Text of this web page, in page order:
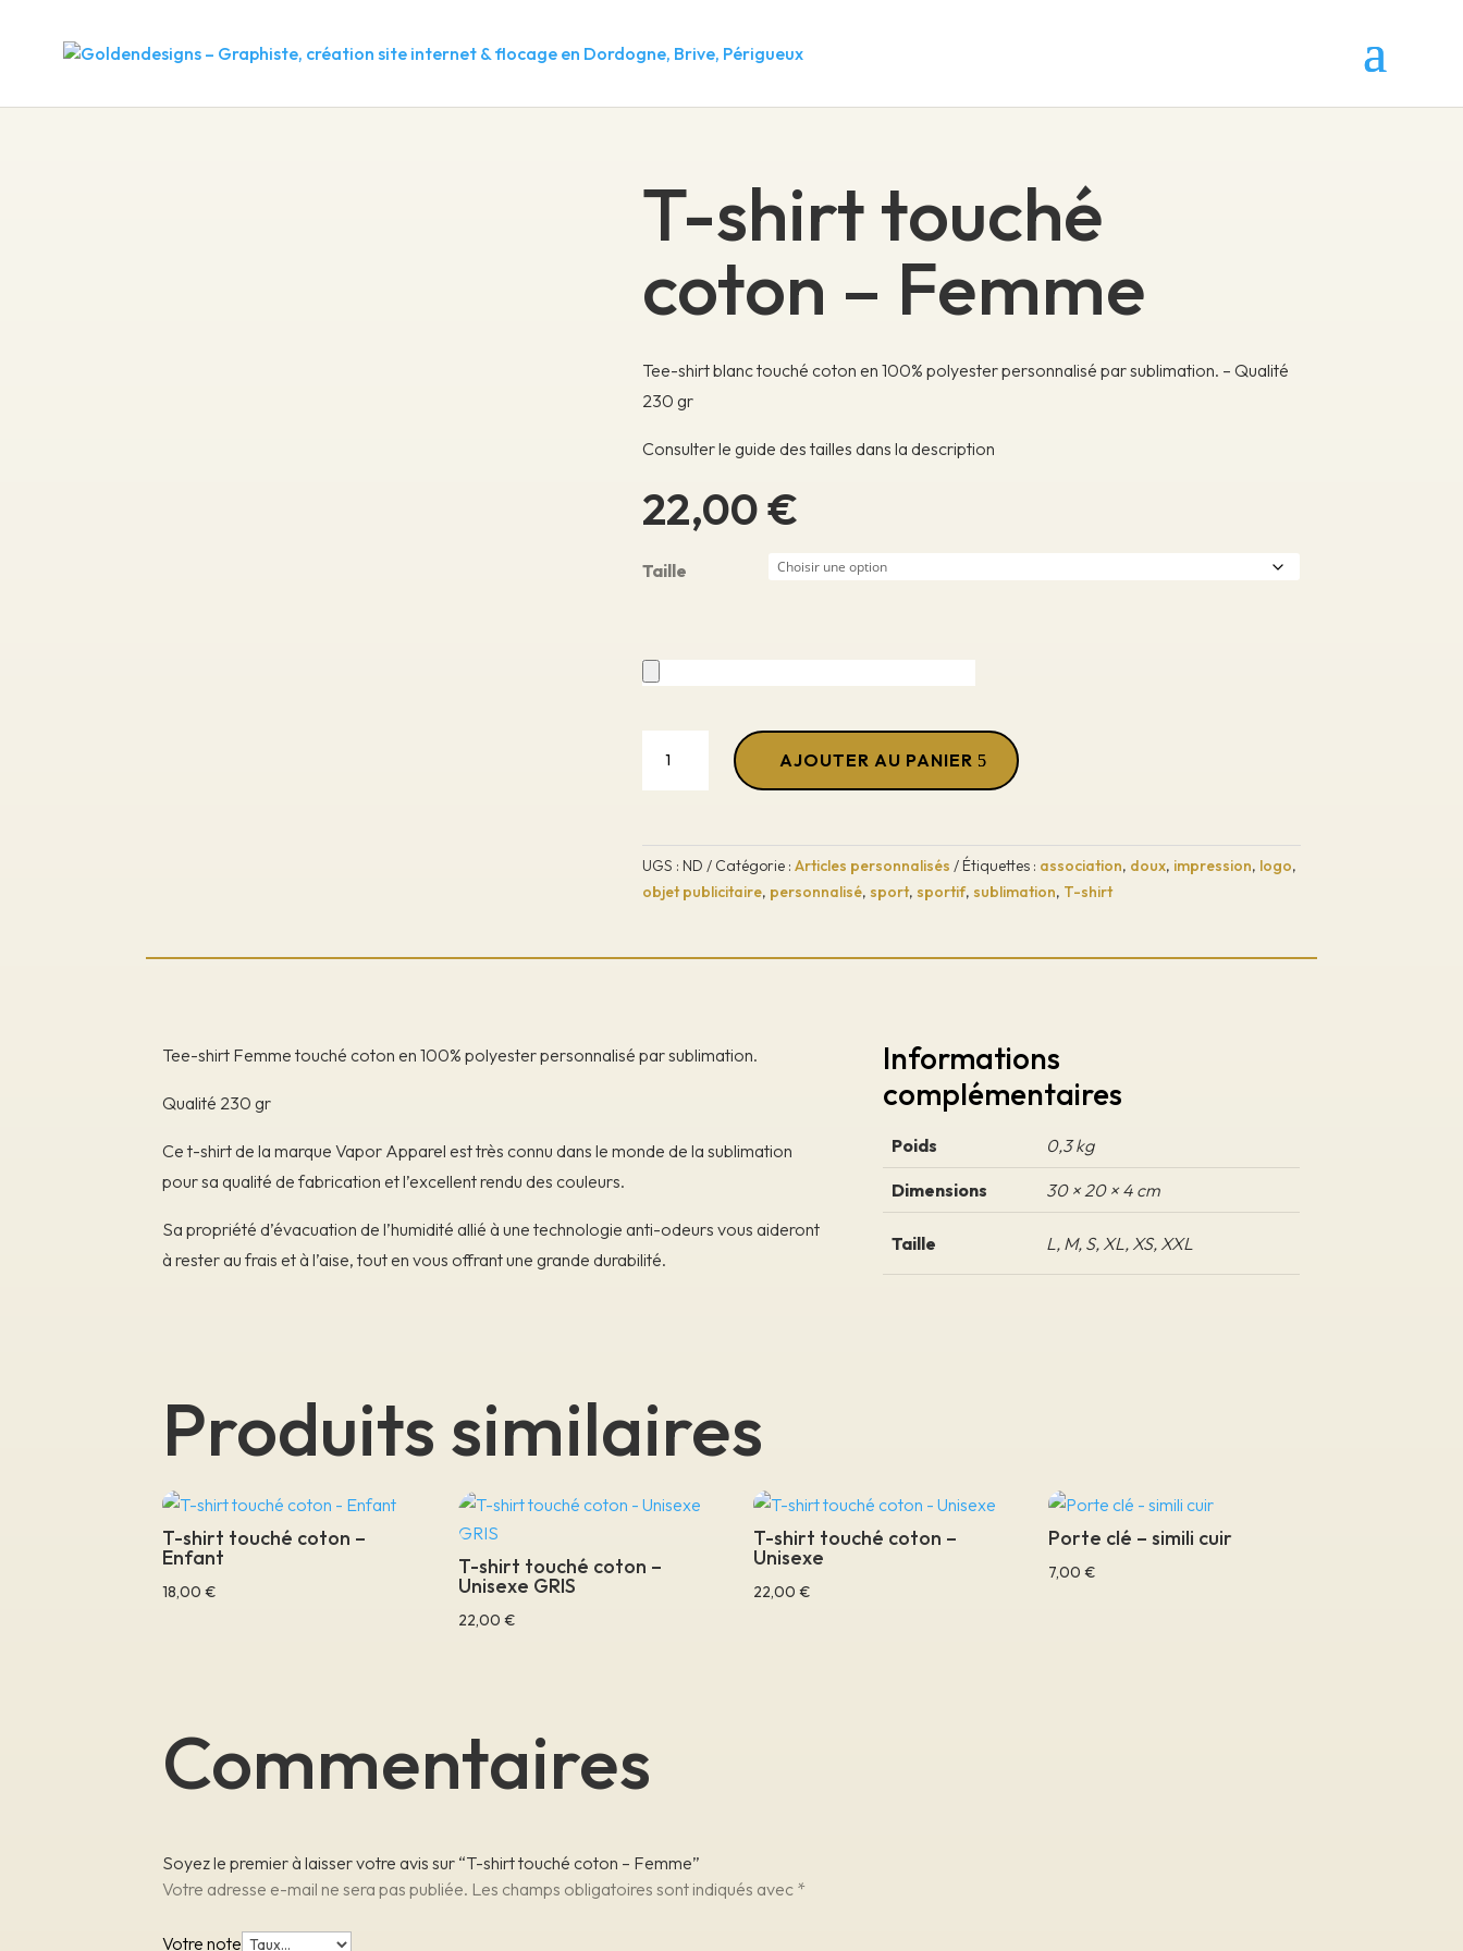
T-shirt touché
coton – Femme
Tee-shirt blanc touché coton en 100% polyester personnalisé par sublimation. – Qualité
230 gr
Consulter le guide des tailles dans la description
22,00€
Taille
shirt
coton
-
Femme
AJOUTER AU PANIER
UGS : ND Catégorie :Articles personnalisés Étiquettes : association, doux, impression, logo,
objet publicitaire, personnalisé,sport,sportif,sublimation, T-shirt
Tee-shirt Femme touché coton en 100% polyester personnalisé par sublimation.
Qualité 230 gr
Ce t-shirt de la marque Vapor Apparel est très connu dans le monde de la sublimation
pour sa qualité de fabrication et l’excellent rendu des couleurs.
Sa propriété d’évacuation de l’humidité allié à une technologie anti-odeurs vous aideront
à rester au frais et à l’aise, tout en vous offrant une grande durabilité.
Informations
complémentaires
Poids 0,3 kg
Dimensions 30 × 20 × 4 cm
Taille L, M, S, XL, XS, XXL
Produits similaires
T-shirt touché coton –
Enfant
18,00€
T-shirt touché coton –
Unisexe GRIS
22,00 €
T-shirt touché coton –
Unisexe
22,00 €
Porte clé – simili cuir
7,00€
Commentaires
Soyez le premier à laisser votre avis sur “T-shirt touché coton – Femme”
Votre adresse e-mail ne sera pas publiée. Les champs obligatoires sont indiqués avec *
Votre note